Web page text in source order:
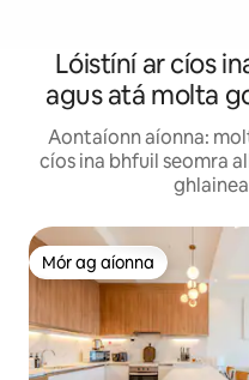
Lóistíní ar cíos
agus atá molta
Aontaíonn aíonna:
cíos ina bhfuil seomra
Mór ag aíonna
Mór ag aíonna